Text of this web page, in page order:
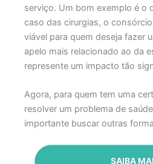
serviço. Um bom exemplo é o
caso das cirurgias, o
viável para quem deseja fazer
apelo mais relacionado ao da
represente um impacto tão
Agora, para quem tem uma
resolver um problema de
importante buscar outras
SAIBA